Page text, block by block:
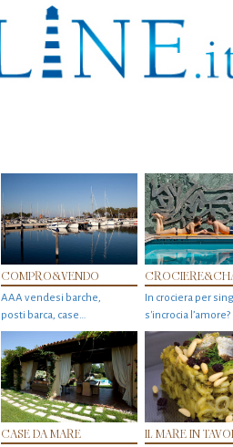
COMPRO&VENDO
AAA vendesi barche,
posti barca, case…
In crociera per
s'incrocia l’amore?
CASE DA MARE IL MARE IN